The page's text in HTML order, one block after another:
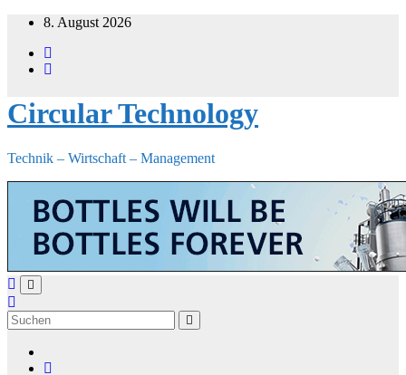
Zum
springen
8. August 2026
Circular Technology
Technik – Wirtschaft – Management